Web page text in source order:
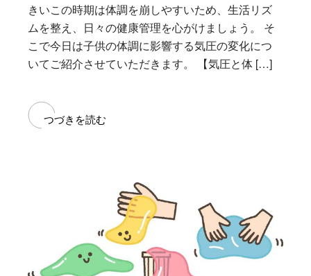
きいこの時期は体調を崩しやすいため、生活リズ
ムを整え、日々の健康管理を心がけましょう。 そ
こで今日は子供の体調に影響する気圧の変化につ
いてご紹介させていただきます。 【気圧と体 […]
つづきを読む